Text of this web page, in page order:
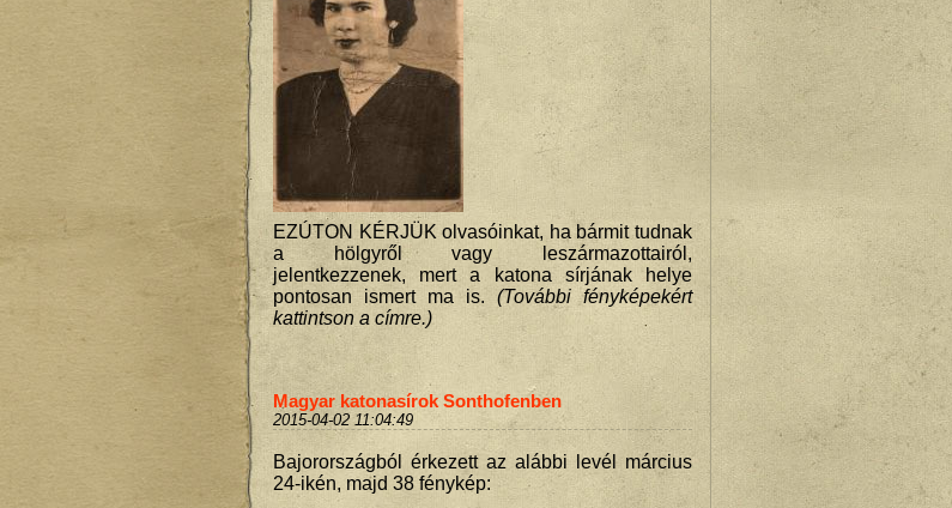
EZÚTON KÉRJÜK olvasóinkat, ha bármit tudnak
a hölgyről vagy leszármazottairól,
jelentkezzenek, mert a katona sírjának helye
pontosan ismert ma is. (További fényképekért
kattintson a címre.)
Magyar katonasírok Sonthofenben
2015-04-02 11:04:49
Bajorországból érkezett az alábbi levél március
24-ikén, majd 38 fénykép: